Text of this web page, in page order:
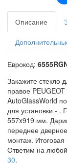
Описание
Еврокод:
Закажите стекло
правое
AutoGlassWorld
для установки - .
557x919 мм.
переднее
монтаж. Итоговая
Ответим на
30.